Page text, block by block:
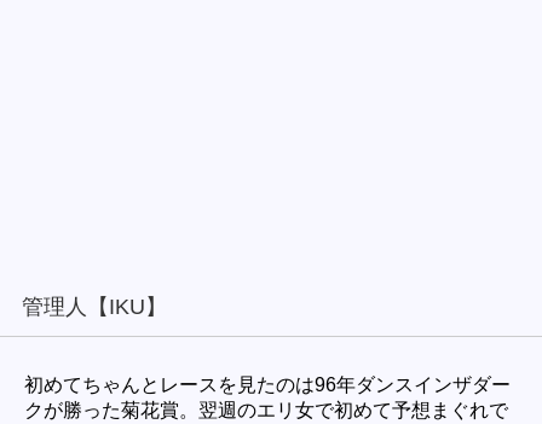
管理人【IKU】
初めてちゃんとレースを見たのは96年ダンスインザダー
クが勝った菊花賞。翌週のエリ女で初めて予想まぐれで